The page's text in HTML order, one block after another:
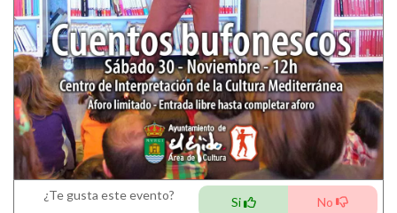
¿Te gusta este evento? Si No